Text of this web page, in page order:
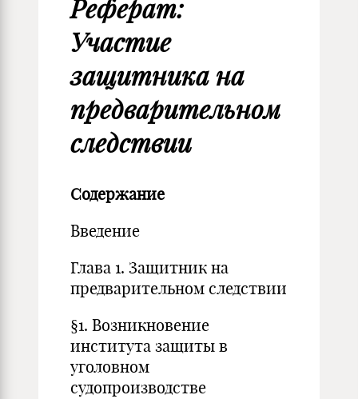
Реферат:
Участие
защитника на
предварительном
следствии
Содержание
Введение
Глава 1. Защитник на
предварительном следствии
§1. Возникновение
института защиты в
уголовном
судопроизводстве